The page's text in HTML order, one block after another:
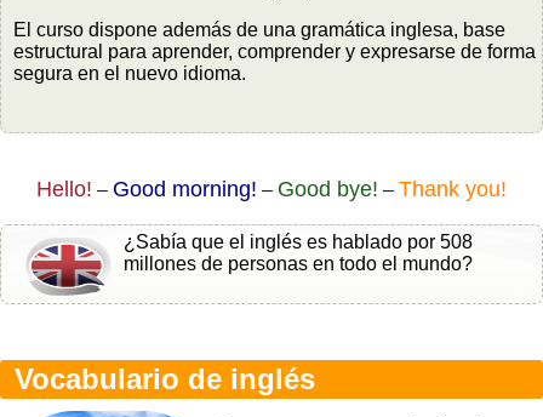
El curso dispone además de una gramática inglesa, base
estructural para aprender, comprender y expresarse de forma
segura en el nuevo idioma.
Hello! – Good morning! – Good bye! – Thank you!
¿Sabía que el inglés es hablado por 508
millones de personas en todo el mundo?
Vocabulario de inglés